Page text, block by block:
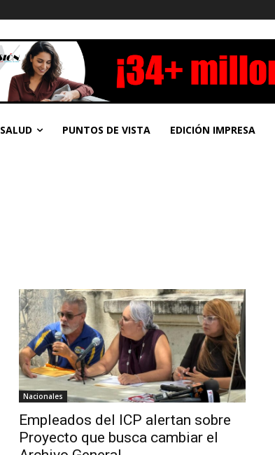
SALUD PUNTOS DE VISTA EDICIÓN IMPRESA
Nacionales
Empleados del ICP alertan sobre
Proyecto que busca cambiar el